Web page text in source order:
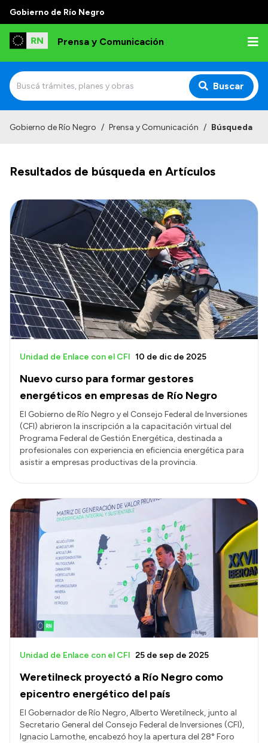
Gobierno de Río Negro
Prensa y Comunicación
Buscar
Autoridades
Referentes de prensa
Archivo de noticias
Transparencia
Presupuesto
Boletín Oficial
Compras y licitaciones
Consulta de expedientes
Convocatorias
Intranet
Login
Gobierno de Río Negro / Prensa y Comunicación / Búsqueda
Resultados de búsqueda en Artículos
Nuevo curso para formar gestores
energéticos en empresas de Río Negro
Unidad de Enlace con el CFI 10 de dic de 2025
El Gobierno de Río Negro y el Consejo Federal de Inversiones
(CFI) abrieron la inscripción a la capacitación virtual del
Programa Federal de Gestión Energética, destinada a
profesionales con experiencia en eficiencia energética para
asistir a empresas productivas de la provincia.
Weretilneck proyectó a Río Negro como
epicentro energético del país
Unidad de Enlace con el CFI 25 de sep de 2025
El Gobernador de Río Negro, Alberto Weretilneck, junto al
Secretario General del Consejo Federal de Inversiones (CFI),
Ignacio Lamothe, encabezó hoy la apertura del 28° Foro